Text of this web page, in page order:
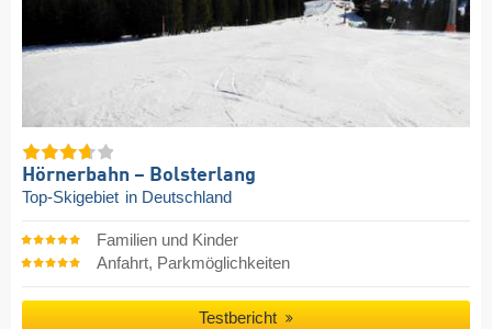
Hörnerbahn – Bolsterlang
Top-Skigebiet in Deutschland
Familien und Kinder
Anfahrt, Parkmöglichkeiten
Testbericht